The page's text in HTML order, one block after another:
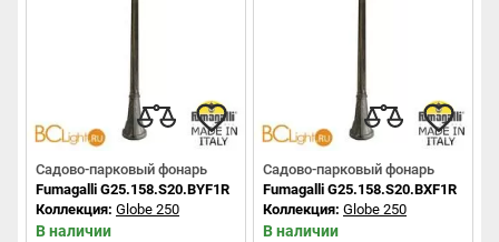
Садово-парковый фонарь
Fumagalli G25.158.S20.BYF1R
Коллекция: Globe 250
В наличии
Садово-парковый фонарь
Fumagalli G25.158.S20.BXF1R
Коллекция: Globe 250
В наличии